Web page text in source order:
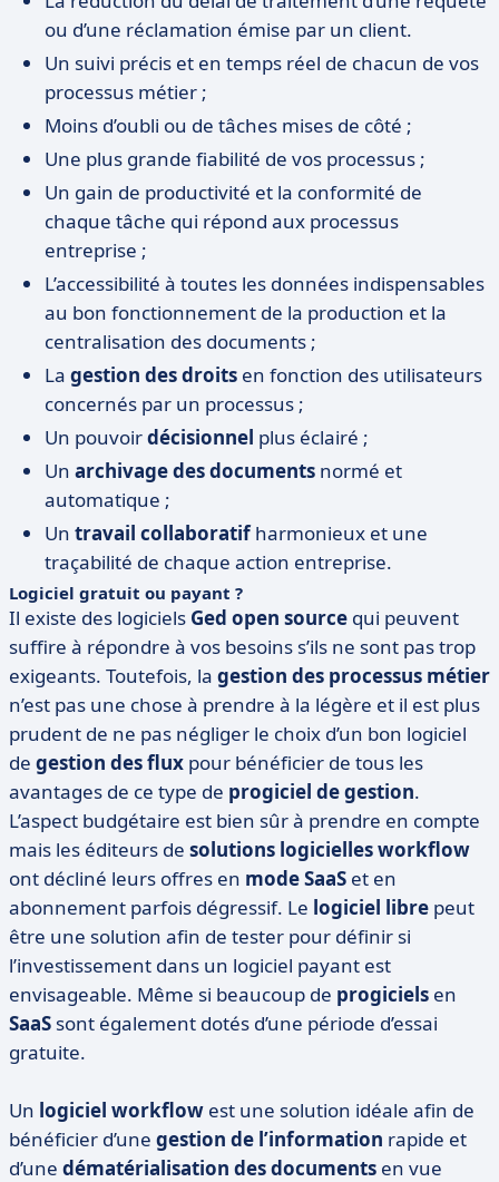
ou d’une réclamation émise par un client.
Un suivi précis et en temps réel de chacun de vos
processus métier ;
Moins d’oubli ou de tâches mises de côté ;
Une plus grande fiabilité de vos processus ;
Un gain de productivité et la conformité de
chaque tâche qui répond aux processus
entreprise ;
L’accessibilité à toutes les données indispensables
au bon fonctionnement de la production et la
centralisation des documents ;
La gestion des droits en fonction des utilisateurs
concernés par un processus ;
Un pouvoirdécisionnel plus éclairé ;
Un archivage des documents normé et
automatique ;
Un travail collaboratifharmonieux et une
traçabilité de chaque action entreprise.
Logiciel gratuit ou payant ?
Il existe des logiciels Ged open source qui peuvent
suffire à répondre à vos besoins s’ils ne sont pas trop
exigeants. Toutefois, la gestion des processus métier
n’est pas une chose à prendre à la légère et il est plus
prudent de ne pas négliger le choix d’un bon logiciel
de gestion des flux pour bénéficier de tous les
avantages de ce type de progiciel de gestion.
L’aspect budgétaire est bien sûr à prendre en compte
mais les éditeurs de solutions logicielles workflow
ont décliné leurs offres en mode SaaS et en
abonnement parfois dégressif. Le logiciel libre peut
être une solution afin de tester pour définir si
l’investissement dans un logiciel payant est
envisageable. Même si beaucoup de progiciels en
SaaS sont également dotés d’une période d’essai
gratuite.
Un logiciel workflow est une solution idéale afin de
bénéficier d’une gestion de l’information rapide et
d’une dématérialisation des documents en vue